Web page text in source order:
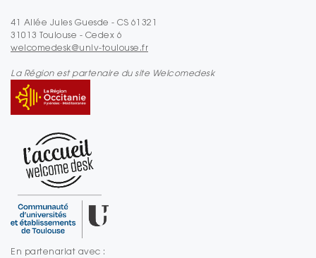
41 Allée Jules Guesde - CS 61321
31013 Toulouse - Cedex 6
welcomedesk@univ-toulouse.fr
La Région est partenaire du site Welcomedesk
En partenariat avec :